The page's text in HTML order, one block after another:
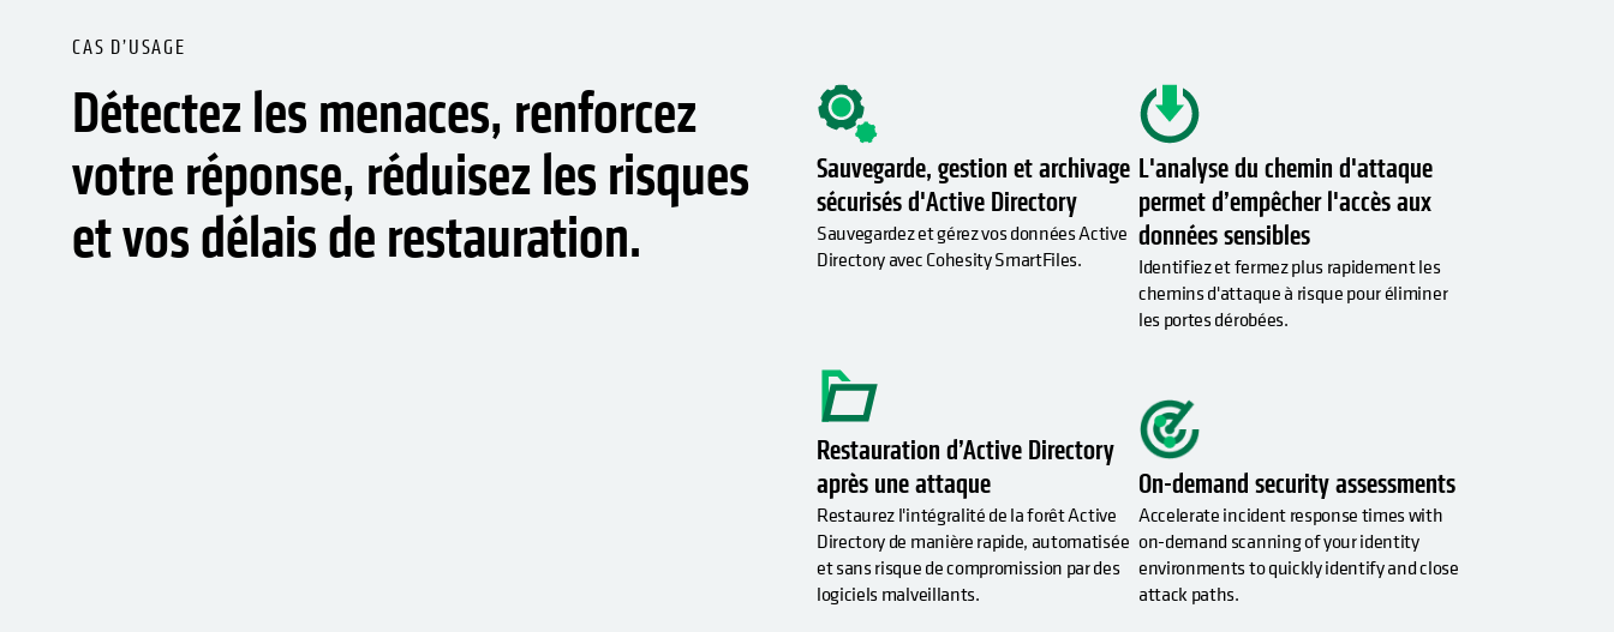
CAS D’USAGE
Détectez les menaces, renforcez
votre réponse, réduisez les risques
et vos délais de restauration.
Sauvegarde, gestion et archivage
sécurisés d'Active Directory
Sauvegardez et gérez vos données Active
Directory avec Cohesity SmartFiles.
Restauration d’Active Directory
après une attaque
Restaurez l'intégralité de la forêt Active
Directory de manière rapide, automatisée
et sans risque de compromission par des
logiciels malveillants.
L'analyse du chemin d'attaque
permet d’empêcher l'accès aux
données sensibles
Identifiez et fermez plus rapidement les
chemins d'attaque à risque pour éliminer
les portes dérobées.
On-demand security assessments
Accelerate incident response times with
on-demand scanning of your identity
environments to quickly identify and close
attack paths.